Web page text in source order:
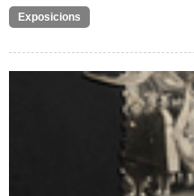
Exposicions